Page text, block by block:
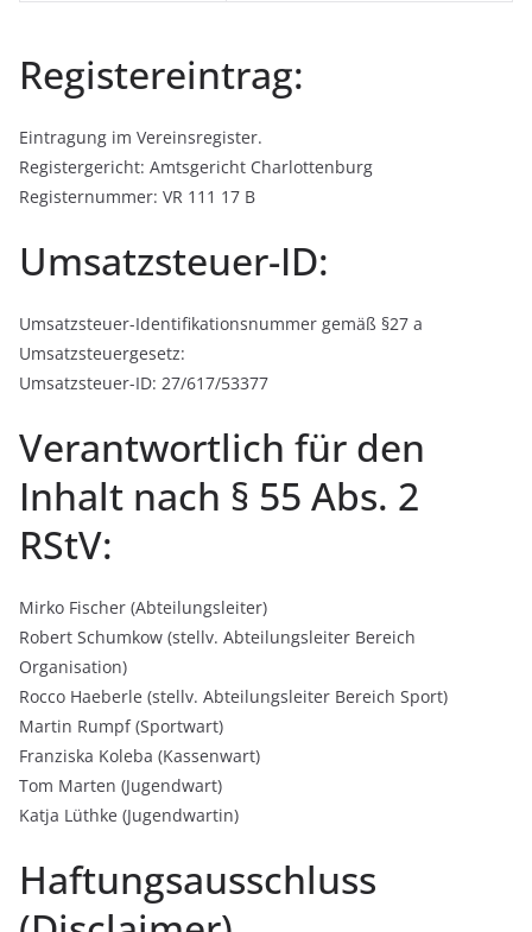
Registereintrag:
Eintragung im Vereinsregister.
Registergericht: Amtsgericht Charlottenburg
Registernummer: VR 111 17 B
Umsatzsteuer-ID:
Umsatzsteuer-Identifikationsnummer gemäß §27 a
Umsatzsteuergesetz:
Umsatzsteuer-ID: 27/617/53377
Verantwortlich für den
Inhalt nach § 55 Abs. 2
RStV:
Mirko Fischer (Abteilungsleiter)
Robert Schumkow (stellv. Abteilungsleiter Bereich
Organisation)
Rocco Haeberle (stellv. Abteilungsleiter Bereich Sport)
Martin Rumpf (Sportwart)
Franziska Koleba (Kassenwart)
Tom Marten (Jugendwart)
Katja Lüthke (Jugendwartin)
Haftungsausschluss